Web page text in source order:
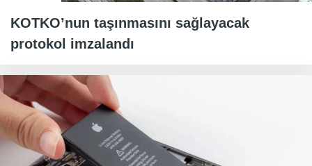
KOTKO’nun taşınmasını sağlayacak
protokol imzalandı